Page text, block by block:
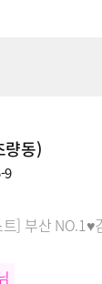
량동)
9
] 부산